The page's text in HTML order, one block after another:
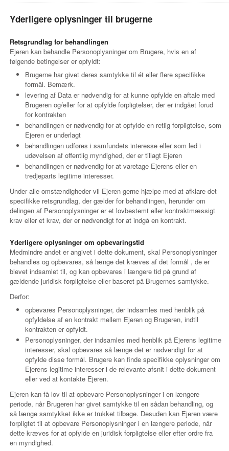
Yderligere oplysninger til brugerne
Retsgrundlag for behandlingen
Ejeren kan behandle Personoplysninger om Brugere, hvis en af
følgende betingelser er opfyldt:
Brugerne har givet deres samtykke til ét eller flere specifikke
formål. Bemærk.
levering af Data er nødvendig for at kunne opfylde en aftale med
Brugeren og/eller for at opfylde forpligtelser, der er indgået forud
for kontrakten
behandlingen er nødvendig for at opfylde en retlig forpligtelse, som
Ejeren er underlagt
behandlingen udføres i samfundets interesse eller som led i
udøvelsen af offentlig myndighed, der er tillagt Ejeren
behandlingen er nødvendig for at varetage Ejerens eller en
tredjeparts legitime interesser.
Under alle omstændigheder vil Ejeren gerne hjælpe med at afklare det
specifikke retsgrundlag, der gælder for behandlingen, herunder om
delingen af Personoplysninger er et lovbestemt eller kontraktmæssigt
krav eller et krav, der er nødvendigt for at indgå en kontrakt.
Yderligere oplysninger om opbevaringstid
Medmindre andet er angivet i dette dokument, skal Personoplysninger
behandles og opbevares, så længe det kræves af det formål , de er
blevet indsamlet til, og kan opbevares i længere tid på grund af
gældende juridisk forpligtelse eller baseret på Brugernes samtykke.
Derfor:
opbevares Personoplysninger, der indsamles med henblik på
opfyldelse af en kontrakt mellem Ejeren og Brugeren, indtil
kontrakten er opfyldt.
Personoplysninger, der indsamles med henblik på Ejerens legitime
interesser, skal opbevares så længe det er nødvendigt for at
opfylde disse formål. Brugere kan finde specifikke oplysninger om
Ejerens legitime interesser i de relevante afsnit i dette dokument
eller ved at kontakte Ejeren.
Ejeren kan få lov til at opbevare Personoplysninger i en længere
periode, når Brugeren har givet samtykke til en sådan behandling, og
så længe samtykket ikke er trukket tilbage. Desuden kan Ejeren være
forpligtet til at opbevare Personoplysninger i en længere periode, når
dette kræves for at opfylde en juridisk forpligtelse eller efter ordre fra
en myndighed.